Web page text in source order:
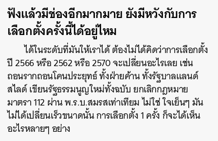
ฟังแล้วมีช่องอีกมากมาย ยังมีหวังกับการ
เลือกตั้งครั้งนี้ได้อยู่ไหม
ได้ในระดับที่มันให้เราได้ ต้องไม่ได้คิดว่าการเลือกตั้ง
ปี 2566 หรือ 2562 หรือ 2570 จะเปลี่ยนอะไรเลย เช่น
ถอนรากถอนโคนประยุทธ์ ทั้งฝ่ายค้าน ทั้งรัฐบาลแลนด์
สไลด์ เขียนรัฐธรรมนูญใหม่ทั้งฉบับ ยกเลิกกฎหมาย
มาตรา 112 ผ่าน พ.ร.บ.สมรสเท่าเทียม ไม่ใช่ ใจเย็นๆ มัน
ไม่ได้เปลี่ยนเร็วขนาดนั้น การเลือกตั้ง 1 ครั้ง ก็จะได้เห็น
อะไรหลายๆ อย่าง